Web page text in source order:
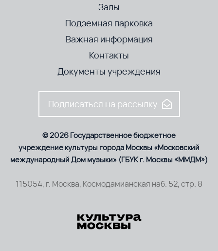
Залы
Подземная парковка
Важная информация
Контакты
Документы учреждения
Подписаться на рассылку
© 2026 Государственное бюджетное
учреждение культуры города Москвы «Московский
международный Дом музыки» (ГБУК г. Москвы «ММДМ»)
115054, г. Москва, Космодамианская наб. 52, стр. 8